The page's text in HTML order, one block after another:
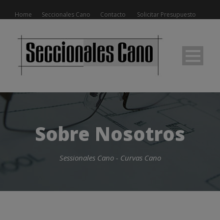
Home Seccionales Cano Contacto Solicitar Presupuesto
Sobre Nosotros
Sessionales Cano - Curvas Cano